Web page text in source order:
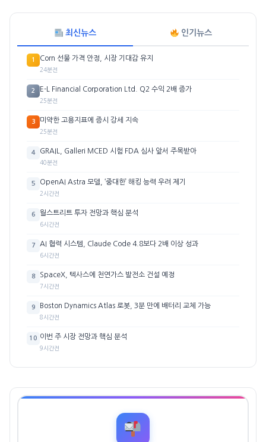
최신뉴스 인기뉴스
1 Corn 선물 가격 안정, 시장 기대감 유지
24분전
2 E-L Financial Corporation Ltd. Q2 수익 2배 증가
25분전
3 미약한 고용지표에 증시 강세 지속
25분전
4 GRAIL, Galleri MCED 시험 FDA 심사 앞서 주목받아
40분전
5 OpenAI Astra 모델, ‘중대한’ 해킹 능력 우려 제기
2시간전
6 월스트리트 투자 전망과 핵심 분석
6시간전
7 AI 협력 시스템, Claude Code 4.8보다 2배 이상 성과
6시간전
8 SpaceX, 텍사스에 천연가스 발전소 건설 예정
7시간전
9 Boston Dynamics Atlas 로봇, 3분 만에 배터리 교체 가능
8시간전
10 이번 주 시장 전망과 핵심 분석
9시간전